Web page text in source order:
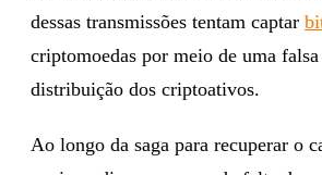
dessas transmissões tentam captar
criptomoedas por meio de uma falsa
distribuição dos criptoativos.
Ao longo da saga para recuperar o